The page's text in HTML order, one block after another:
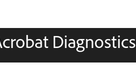
Diagnostics